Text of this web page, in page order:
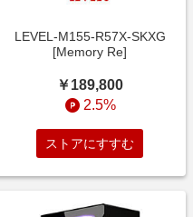
LEVEL-M155-R57X-SKXG
[Memory Re]
￥189,800
2.5%
ストアにすすむ